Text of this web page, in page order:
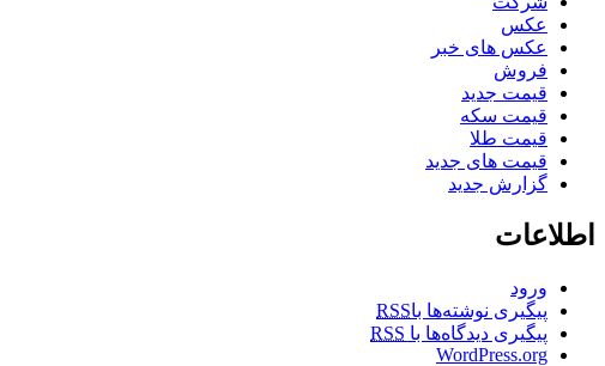
عکس
عکس های خبر
فروش
قیمت جدید
قیمت سکه
قیمت طلا
قیمت های جدید
گزارش جدید
اطلاعات
ورود
پیگیری نوشته‌ها باRSS
پیگیری دیدگاه‌ها با RSS
WordPress.org